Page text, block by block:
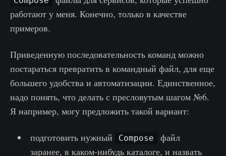
работают у меня. Конечно, только в качестве
примеров.
Приведенную последовательность команд можно
постараться превратить в командный файл, для еще
большего удобства и автоматизации. Единственное,
надо понять, что делать с пресловутым шагом №6.
Я например, могу предложить такой вариант:
подготовить нужный Compose
файл
заранее, в каком-нибудь каталоге, и назвать